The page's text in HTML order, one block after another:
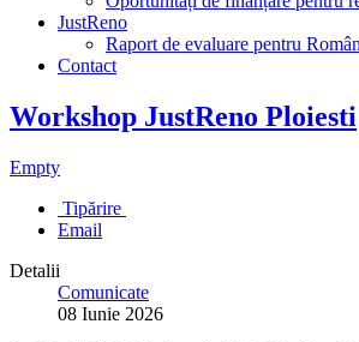
JustReno
Raport de evaluare pentru
Contact
Workshop JustReno Ploiesti
Empty
Tipărire
Email
Detalii
Comunicate
08 Iunie 2026